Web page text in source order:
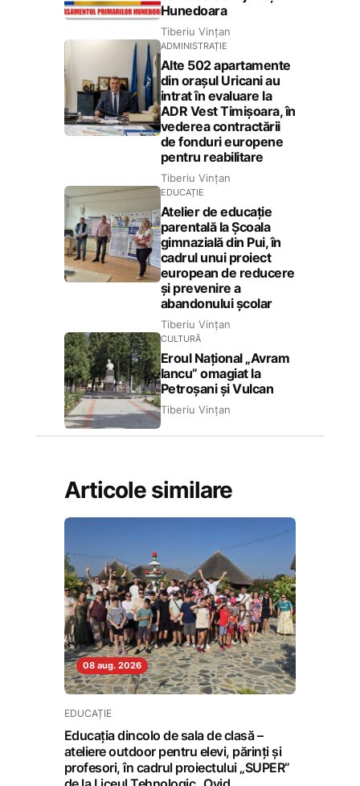
Hunedoara
Tiberiu Vințan
ADMINISTRAȚIE
Alte 502 apartamente
din orașul Uricani au
intrat în evaluare la
ADR Vest Timișoara, în
vederea contractării
de fonduri europene
pentru reabilitare
Tiberiu Vințan
EDUCAȚIE
Atelier de educație
parentală la Școala
gimnazială din Pui, în
cadrul unui proiect
european de reducere
și prevenire a
abandonului școlar
Tiberiu Vințan
CULTURĂ
Eroul Național „Avram
Iancu” omagiat la
Petroșani și Vulcan
Tiberiu Vințan
Articole similare
08 aug. 2026
EDUCAȚIE
Educația dincolo de sala de clasă –
ateliere outdoor pentru elevi, părinți și
profesori, în cadrul proiectului „SUPER”